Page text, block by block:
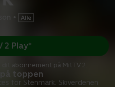
•
på toppen
for Stenmark. Skiverdenen
2 Play*
abonnement på Mit TV 2.